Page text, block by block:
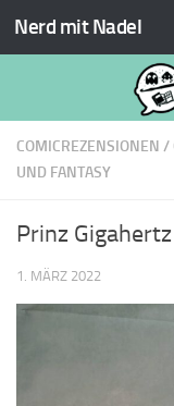
Zum Inhalt springen
Nerd mit Nadel
COMICREZENSIONEN /
UND FANTASY
Prinz
1. MÄRZ 2022